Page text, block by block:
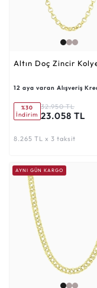
Altın Doç Zincir
12 aya varan Alışveriş
%30
İndirim
32.950 TL
23.058 TL
8.265 TL x 3 taksit
AYNI GÜN KARGO